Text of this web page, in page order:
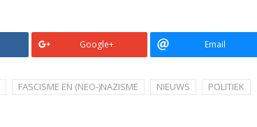
Google+ Email
FASCISME EN (NEO-)NAZISME NIEUWS
POLITIEK